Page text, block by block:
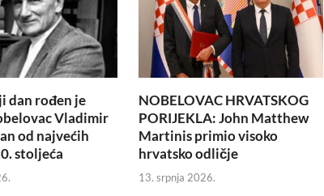
dan rođen je
Vladimir
od najvećih
stoljeća
NOBELOVAC HRVATSKOG
PORIJEKLA: John Matthew
Martinis primio visoko
hrvatsko odličje
13. srpnja 2026.